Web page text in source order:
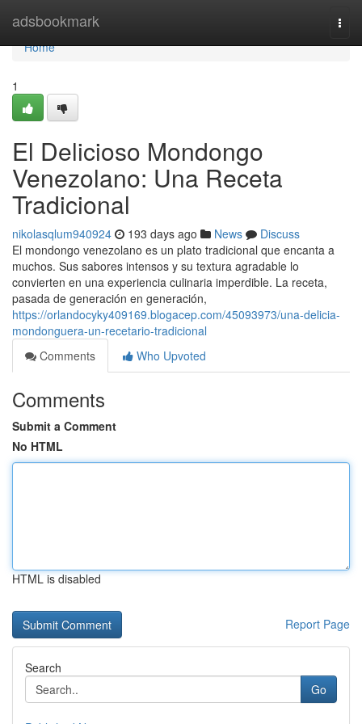
adsbookmark
Home
Home
1
El Delicioso Mondongo
Venezolano: Una Receta
Tradicional
nikolasqlum940924 193 days ago News
Discuss
El mondongo venezolano es un plato tradicional que encanta a
muchos. Sus sabores intensos y su textura agradable lo
convierten en una experiencia culinaria imperdible. La receta,
pasada de generación en generación,
https://orlandocyky409169.blogacep.com/45093973/una-delicia-
mondonguera-un-recetario-tradicional
Comments
Who Upvoted
Comments
Submit a Comment
No HTML
HTML is disabled
Report Page
Search
Go